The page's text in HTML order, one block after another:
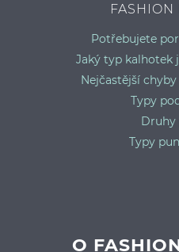
FASHION
Potřebujete
Jaký typ kalhotek
Nejčastější
Typy
Druhy
Typy
O